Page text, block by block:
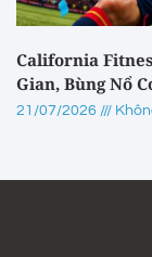
California
Gian, Bùng Nổ
21/07/2026